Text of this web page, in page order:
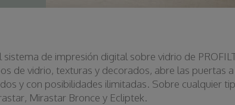
sistema de impresión digital sobre vidrio de
de vidrio, texturas y decorados, abre las puertas a
y con posibilidades ilimitadas. Sobre cualquier
Mirastar Bronce y Ecliptek.